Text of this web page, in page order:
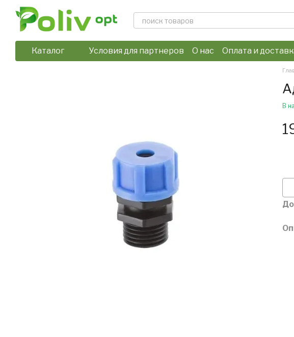
Перейти к основному контенту
Каталог Условия для партнеров О нас Оплата и
Отзывы о магазине
Политика
В